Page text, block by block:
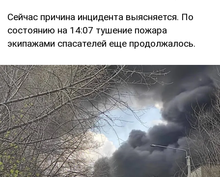
Сейчас причина инцидента выясняется. По
состоянию на 14:07 тушение пожара
экипажами спасателей еще продолжалось.